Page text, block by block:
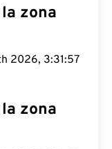
zona
2026, 3:31:58
zona